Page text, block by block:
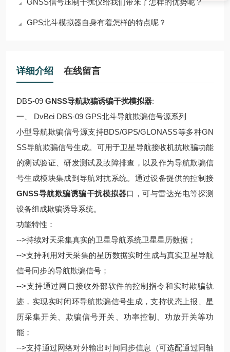
GNSS信号压制干扰仪给我们带来了怎样的优势呢？
GPS北斗模拟器自身有着怎样的特点呢？
详细介绍 在线留言
DBS-09 GNSS导航欺骗诱骗干扰模拟器:
一、 DvBei DBS-09 GPS北斗导航欺骗信号源系列
小型导航欺骗信号源支持BDS/GPS/GLONASS等多种GN
SS导航欺骗信号生成。可用于卫星导航接收机抗欺骗功能
的测试验证、研发测试及故障排查，以及作为导航欺骗信
号生成模块集成到导航对抗系统。通过设备提供的控制接
GNSS导航欺骗诱骗干扰模拟器口，可与雷达光电等探测
设备组成欺骗诱导系统。
功能特性：
-->持续对天采集真实的卫星导航系统卫星星历数据；
-->支持利用对天采集的星历数据实时生成与真实卫星导航
信号同步的导航欺骗信号；
-->支持通过网口接收外部软件的控制指令和实时欺骗轨
迹，实现实时闭环导航欺骗信号生成，支持状态上报、星
历采集开关、欺骗信号开关、功率控制、功放开关等功
能；
-->支持通过网络对外输出时间同步信息（可选配通过同轴